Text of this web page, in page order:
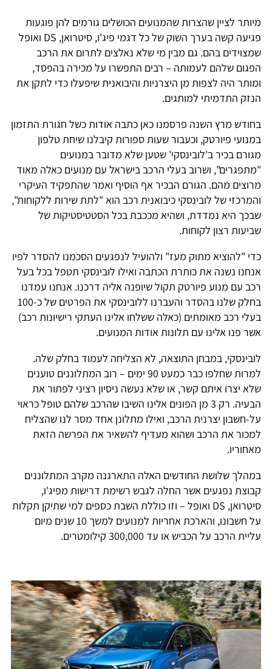
מיותר לציין שהצרות שהמנועים הכושלים גורמים להן פוגעות
פגיעה קשה בערך השוק של כל דגמי פיג'ו, סיטרואן, DS ואופל
שמצוידים בהם. גם מבין מי שלא נאלצים לתרום את הרכב
הפגום שלהם לעמותה – רבים התפשרו על מכירה בהפסד,
ומותר היה לצפות מן היצרניות והיבואנית שיפעלו כדי לתקן את
הנזק התדמיתי למותגים.
בחודש מרץ השנה פרסמנו כאן כתבה אודות כשל חגורת התזמון
במנועי פיורטק, וכעבור שעות ספורות קיבלנו שיחת טלפון
מגורם בכיר ב'לובינסקי' שטען שלא מדובר במנועים
"מתפגרים", ושרוב בעלי הרכב בישראל עם מנועים כאלה מאוד
מרוצים מהם. הגורם הבכיר אף הוסיף ואמר שהתפקיד העיקרי
והמרכזי של לובינסקי כיבואנית רכב הוא "לתת שירות ללקוחות",
שבכך היא נמדדת, ושהיא מככבת בכל הסטטיסטיקות של
שביעות רצון לקוחות.
כדי "להוציא מתוק מעז" ולהועיל לנפגעים הסכמנו להסדר לפיו
אנחנו נשנה את כותרת הכתבה ואילו לובינסקי תטפל בכל בעל
רכב עם מנוע פיורטק תקול שיופנה אליה דרכנו. אנחנו עמדנו
בחלק שלנו בהסדר והעברנו ללובינסקי את הפרטים של כ-100
בעלי רכב מאומתים (כאלה ששלחו אלינו העתקי רישיונות רכב)
אשר פנו אלינו עם תלונות אודות המנועים.
לובינסקי, במבחן התוצאה, לא הצליחה לעמוד בחלק שלה.
למרות שחלפו כבר כמעט 90 ימים – רוב המתלוננים טוענים
שלא יצרו איתם קשר, או שלא נעשה ניסיון רציני לפתור את
הבעיה. רק 3 מן הפונים אלינו השיבו שהרכב שלהם טופל כראוי
על-חשבון יצרנית הרכב, ואילו מתלונן אחד מסר לנו שהצליח
למכור את הרכב ושהוא מעדיף להשאיר את הפרשה הזאת
מאחוריו.
במהלך שלושת החודשים האלה התארגנה מקרב המתלוננים
קבוצת נפגעים אשר החלה לגבש רשימת דרישות מפיג'ו,
סיטרואן, DS ואופל – וזו כוללת השבת כספים למי שתיקן תקלות
על חשבונו, והארכת אחריות למנועים למשך 10 שנים מיום
עליית הרכב על הכביש או עד 300,000 קילומטרים.